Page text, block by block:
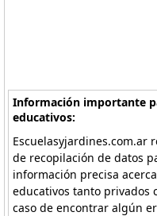
Información importante
educativos:
de recopilación de datos
información precisa
educativos tanto privados
caso de encontrar algún